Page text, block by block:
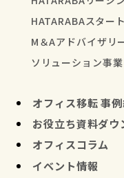
HATARABAスター
M＆Aアドバイザリ
ソリューション事業
オフィス移転 事
お役立ち資料ダウ
オフィスコラム
イベント情報